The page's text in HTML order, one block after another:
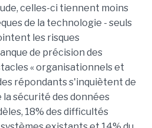
celles-ci tiennent moins
de la technologie - seuls
les risques
de précision des
« organisationnels et
répondants s'inquiètent de
sécurité des données
18% des difficultés